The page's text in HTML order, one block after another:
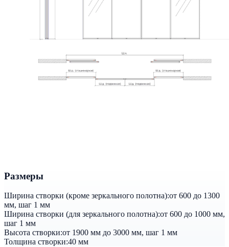
Размеры
Ширина створки (кроме зеркального полотна):от 600 до 1300
мм, шаг 1 мм
Ширина створки (для зеркального полотна):от 600 до 1000 мм,
шаг 1 мм
Высота створки:от 1900 мм до 3000 мм, шаг 1 мм
Толщина створки:40 мм